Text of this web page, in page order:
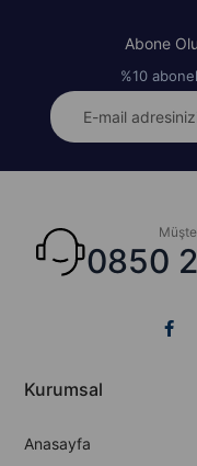
Abone
%10
0850
Kurumsal
Anasayfa